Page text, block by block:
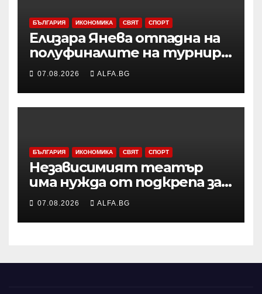
БЪЛГАРИЯ ИКОНОМИКА СВЯТ СПОРТ
Елизара Янева отпадна на
полуфиналите на турнир
по тенис УТА 125 във
Варшава, ще запише ново
рекордно класиране в
световната ранглиста в
07.08.2026 ALFA.BG
БЪЛГАРИЯ ИКОНОМИКА СВЯТ СПОРТ
Независимият театър
има нужда от подкрепа за
копродукции с
държавните сцени,
смятат Боряна Йовкова и
07.08.2026 ALFA.BG